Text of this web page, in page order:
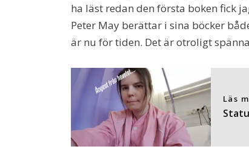
ha läst redan den första boken fick
Peter May berättar i sina böcker
är nu för tiden. Det är otroligt
Läs